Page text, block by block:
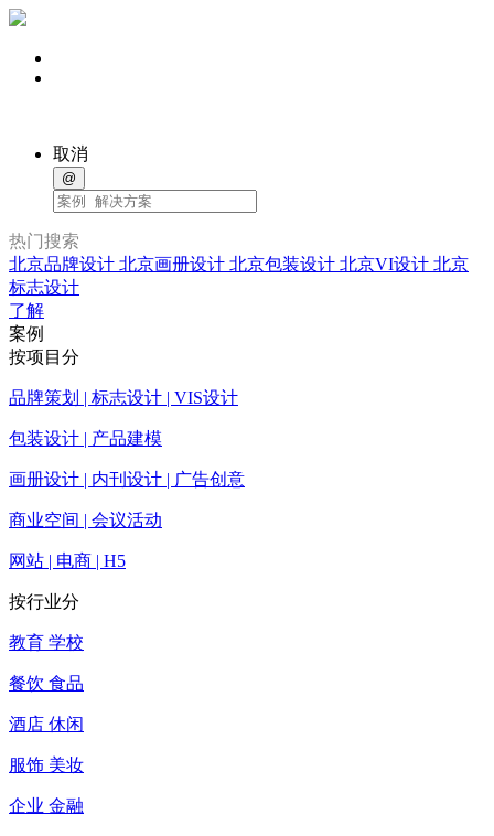
取消
@
热门搜索
北京品牌设计 北京画册设计 北京包装设计 北京VI设计 北京
标志设计
了解
案例
按项目分
品牌策划 | 标志设计 | VIS设计
包装设计 | 产品建模
画册设计 | 内刊设计 | 广告创意
商业空间 | 会议活动
网站 | 电商 | H5
按行业分
教育 学校
餐饮 食品
酒店 休闲
服饰 美妆
企业 金融